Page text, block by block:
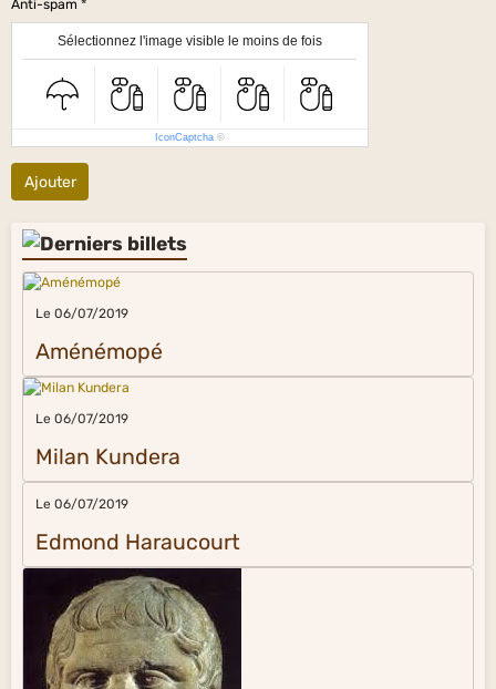
Anti-spam
Sélectionnez l'image visible le moins de fois
IconCaptcha ©
Ajouter
Le 06/07/2019
Aménémopé
Le 06/07/2019
Milan Kundera
Le 06/07/2019
Edmond Haraucourt